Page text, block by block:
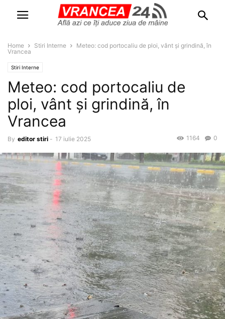
Home Stiri Interne
Meteo: cod portocaliu de ploi, vânt și grindină, în
Vrancea
Stiri Interne
Meteo: cod portocaliu de
ploi, vânt și grindină, în
Vrancea
By editor stiri - 17 iulie 2025 0
1164